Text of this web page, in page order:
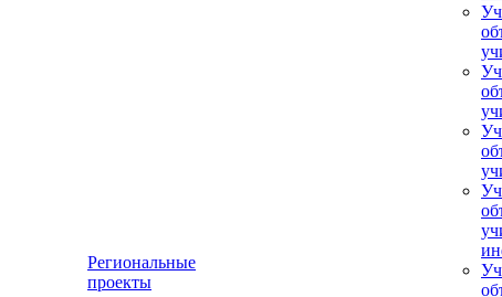
Региональные
проекты